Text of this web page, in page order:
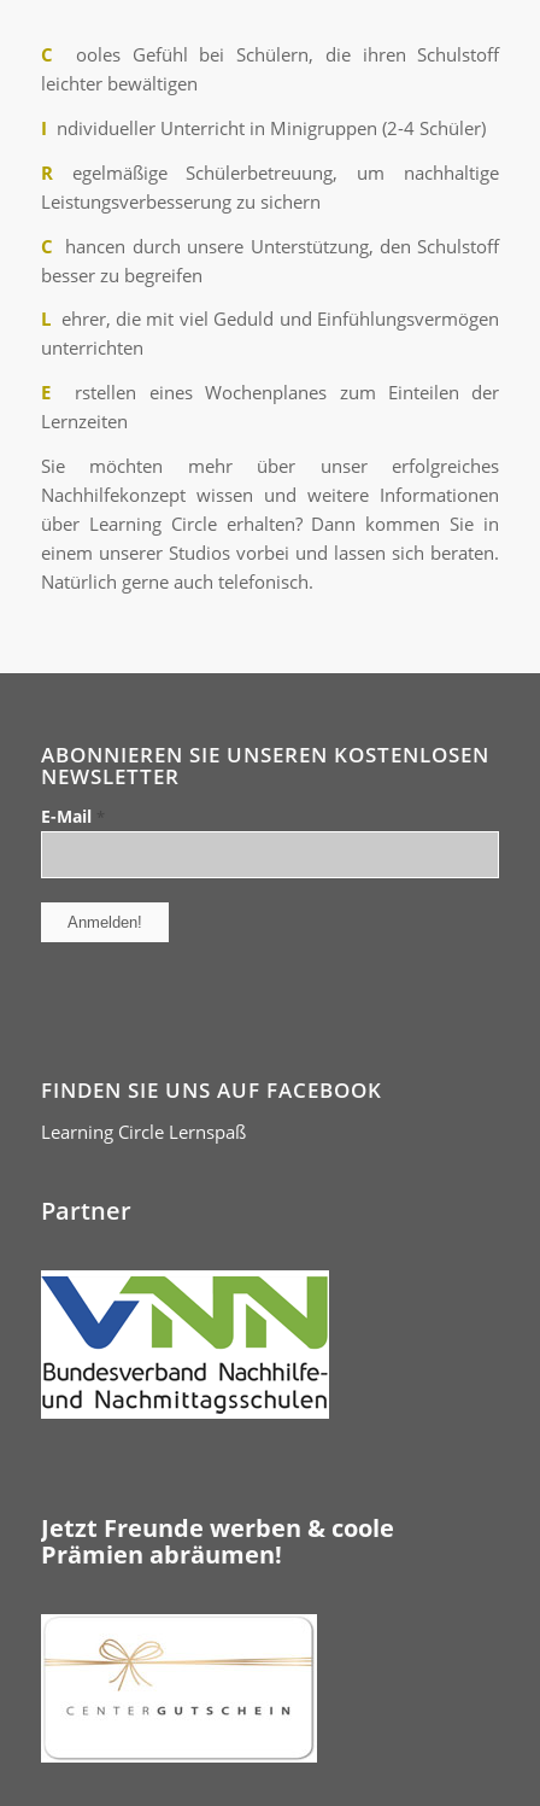
C ooles Gefühl bei Schülern, die ihren Schulstoff
leichter bewältigen
I ndividueller Unterricht in Minigruppen (2-4 Schüler)
R egelmäßige Schülerbetreuung, um nachhaltige
Leistungsverbesserung zu sichern
C hancen durch unsere Unterstützung, den Schulstoff
besser zu begreifen
L ehrer, die mit viel Geduld und Einfühlungsvermögen
unterrichten
E rstellen eines Wochenplanes zum Einteilen der
Lernzeiten
Sie möchten mehr über unser erfolgreiches
Nachhilfekonzept wissen und weitere Informationen
über Learning Circle erhalten? Dann kommen Sie in
einem unserer Studios vorbei und lassen sich beraten.
Natürlich gerne auch telefonisch.
ABONNIEREN SIE UNSEREN KOSTENLOSEN
NEWSLETTER
E-Mail
FINDEN SIE UNS AUF FACEBOOK
Learning Circle Lernspaß
Partner
Jetzt Freunde werben & coole
Prämien abräumen!